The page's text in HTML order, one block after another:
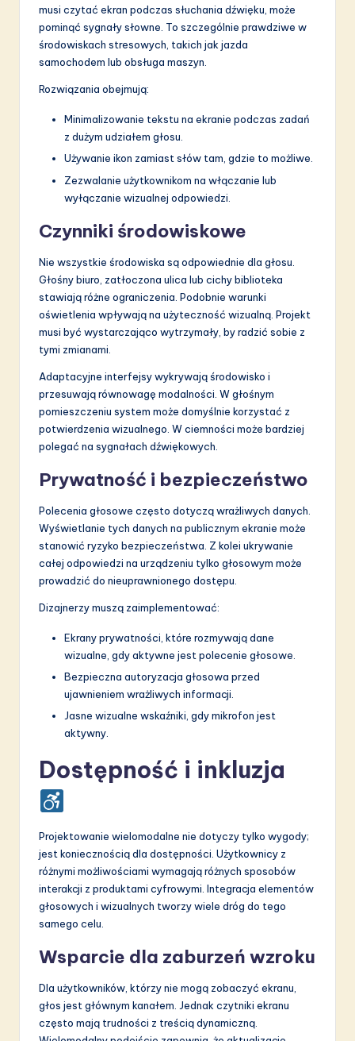
musi czytać ekran podczas słuchania dźwięku, może
pominąć sygnały słowne. To szczególnie prawdziwe w
środowiskach stresowych, takich jak jazda
samochodem lub obsługa maszyn.
Rozwiązania obejmują:
Minimalizowanie tekstu na ekranie podczas zadań
z dużym udziałem głosu.
Używanie ikon zamiast słów tam, gdzie to możliwe.
Zezwalanie użytkownikom na włączanie lub
wyłączanie wizualnej odpowiedzi.
Czynniki środowiskowe
Nie wszystkie środowiska są odpowiednie dla głosu.
Głośny biuro, zatłoczona ulica lub cichy biblioteka
stawiają różne ograniczenia. Podobnie warunki
oświetlenia wpływają na użyteczność wizualną. Projekt
musi być wystarczająco wytrzymały, by radzić sobie z
tymi zmianami.
Adaptacyjne interfejsy wykrywają środowisko i
przesuwają równowagę modalności. W głośnym
pomieszczeniu system może domyślnie korzystać z
potwierdzenia wizualnego. W ciemności może bardziej
polegać na sygnałach dźwiękowych.
Prywatność i bezpieczeństwo
Polecenia głosowe często dotyczą wrażliwych danych.
Wyświetlanie tych danych na publicznym ekranie może
stanowić ryzyko bezpieczeństwa. Z kolei ukrywanie
całej odpowiedzi na urządzeniu tylko głosowym może
prowadzić do nieuprawnionego dostępu.
Dizajnerzy muszą zaimplementować:
Ekrany prywatności, które rozmywają dane
wizualne, gdy aktywne jest polecenie głosowe.
Bezpieczna autoryzacja głosowa przed
ujawnieniem wrażliwych informacji.
Jasne wizualne wskaźniki, gdy mikrofon jest
aktywny.
Dostępność i inkluzja
Projektowanie wielomodalne nie dotyczy tylko wygody;
jest koniecznością dla dostępności. Użytkownicy z
różnymi możliwościami wymagają różnych sposobów
interakcji z produktami cyfrowymi. Integracja elementów
głosowych i wizualnych tworzy wiele dróg do tego
samego celu.
Wsparcie dla zaburzeń wzroku
Dla użytkowników, którzy nie mogą zobaczyć ekranu,
głos jest głównym kanałem. Jednak czytniki ekranu
często mają trudności z treścią dynamiczną.